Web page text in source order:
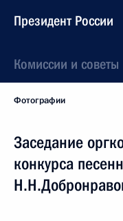
Президент России
Комиссии и советы
Фотографии
Заседание
конкурса